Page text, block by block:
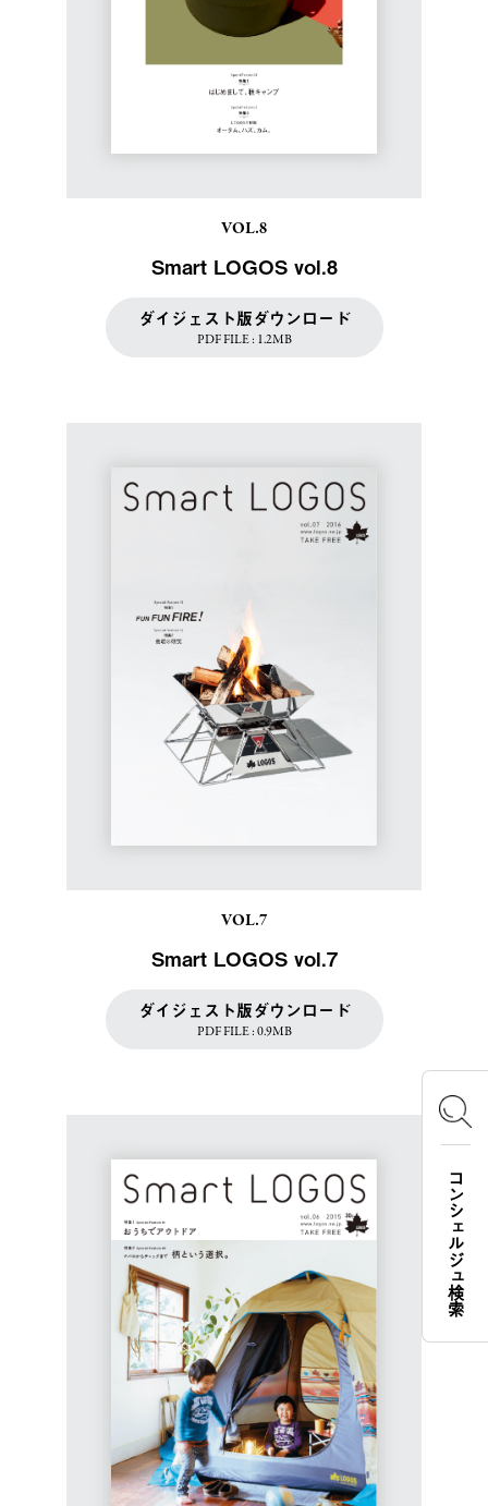
VOL.8
Smart LOGOS vol.8
ダイジェスト版ダウンロード
PDF FILE : 1.2MB
VOL.7
Smart LOGOS vol.7
ダイジェスト版ダウンロード
PDF FILE : 0.9MB
コンシェルジュ検索